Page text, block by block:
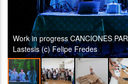
Work in progress CANCIONES
Lastesis (c) Felipe Fredes